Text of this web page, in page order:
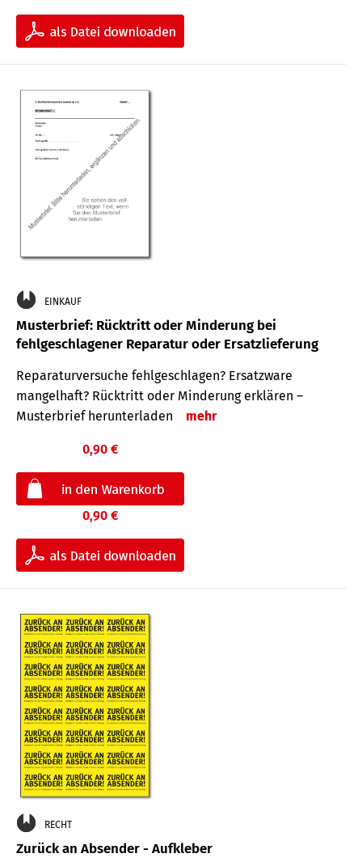
EINKAUF
Musterbrief: Rücktritt oder Minderung bei
fehlgeschlagener Reparatur oder Ersatzlieferung
Reparaturversuche fehlgeschlagen? Ersatzware
mangelhaft? Rücktritt oder Minderung erklären –
Musterbrief herunterladen
mehr
0,90 €
0,90 €
RECHT
Zurück an Absender - Aufkleber